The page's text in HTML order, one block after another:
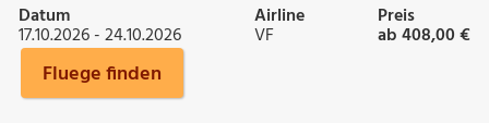
Datum
17.10.2026 - 24.10.2026
Airline
VF
Preis
ab 408,00 €
Fluege finden